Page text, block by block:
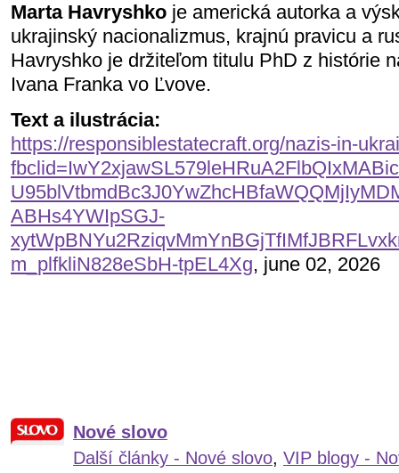
Marta Havryshko je americká autorka a
ukrajinský nacionalizmus, krajnú pravicu a
Havryshko je držiteľom titulu PhD z histórie
Ivana Franka vo Ľvove.
Text a ilustrácia:
https://responsiblestatecraft.org/nazis-in-
ABHs4YWIpSGJ-
m_plfkliN828eSbH-tpEL4Xg, june 02, 2026
Nové slovo
Další články - Nové slovo, VIP blogy -